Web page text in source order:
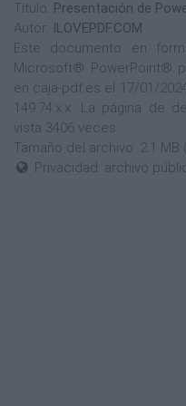
Título: Presentación de
Autor: ILOVEPDF.COM
Este documento en
Microsoft® PowerPoint®
en caja-pdf.es el 17/01/
149.74.x.x. La página de
vista 3406 veces.
Tamaño del archivo: 2.1 MB
Privacidad: archivo